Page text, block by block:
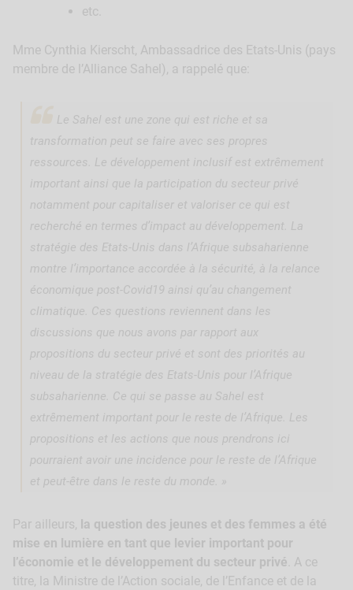
etc.
Mme Cynthia Kierscht, Ambassadrice des Etats-Unis (pays
membre de l’Alliance Sahel), a rappelé que:
Le Sahel est une zone qui est riche et sa
transformation peut se faire avec ses propres
ressources. Le développement inclusif est extrêmement
important ainsi que la participation du secteur privé
notamment pour capitaliser et valoriser ce qui est
recherché en termes d’impact au développement. La
stratégie des Etats-Unis dans l’Afrique subsaharienne
montre l’importance accordée à la sécurité, à la relance
économique post-Covid19 ainsi qu’au changement
climatique. Ces questions reviennent dans les
discussions que nous avons par rapport aux
propositions du secteur privé et sont des priorités au
niveau de la stratégie des Etats-Unis pour l’Afrique
subsaharienne. Ce qui se passe au Sahel est
extrêmement important pour le reste de l’Afrique. Les
propositions et les actions que nous prendrons ici
pourraient avoir une incidence pour le reste de l’Afrique
et peut-être dans le reste du monde. »
Par ailleurs, la question des jeunes et des femmes a été
mise en lumière en tant que levier important pour
l’économie et le développement du secteur privé . A ce
titre, la Ministre de l’Action sociale, de l’Enfance et de la